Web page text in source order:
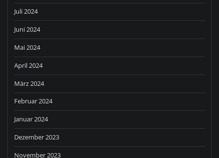
Juli 2024
Juni 2024
Mai 2024
April 2024
März 2024
Februar 2024
Januar 2024
Dezember 2023
November 2023